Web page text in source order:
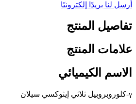
أرسل لنا بريدًا إلكترونيًا
تفاصيل المنتج
علامات المنتج
الاسم الكيميائي
γ-كلوروبروبيل ثلاثي إيثوكسي سيلان